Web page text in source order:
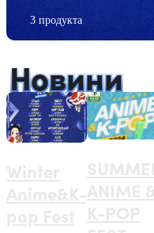
3 продукта
Новини